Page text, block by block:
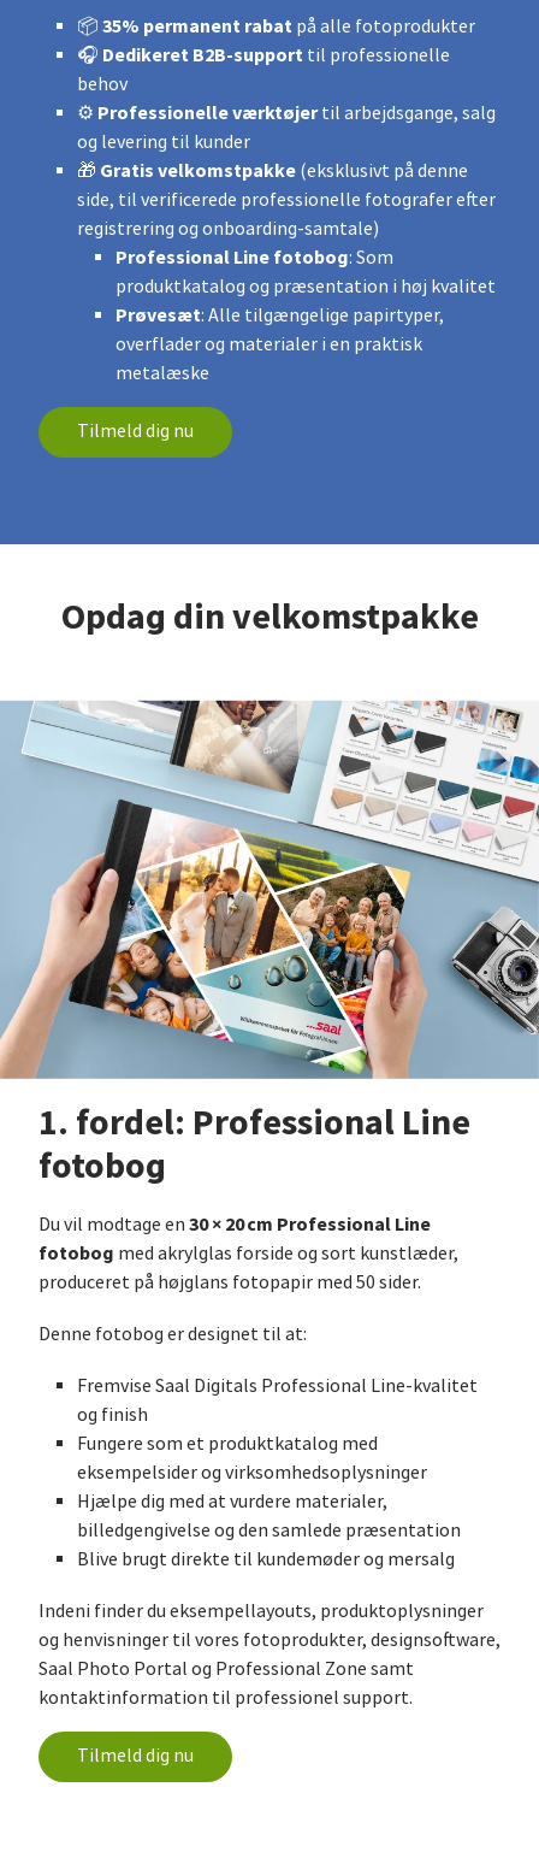
📦 35% permanent rabat på alle fotoprodukter
🎧 Dedikeret B2B-support til professionelle
behov
⚙️ Professionelle værktøjertil arbejdsgange, salg
og levering til kunder
🎁 Gratis velkomstpakke (eksklusivt på denne
side, til verificerede professionelle fotografer efter
registrering og onboarding-samtale)
Professional Line fotobog: Som
produktkatalog og præsentation i høj kvalitet
Prøvesæt: Alle tilgængelige papirtyper,
overflader og materialer i en praktisk
metalæske
Tilmeld dig nu
Opdag din velkomstpakke
1. fordel: Professional Line
fotobog
Du vil modtage en 30 × 20 cm Professional Line
fotobog med akrylglas forside og sort kunstlæder,
produceret på højglans fotopapir med 50 sider.
Denne fotobog er designet til at:
Fremvise Saal Digitals Professional Line-kvalitet
og finish
Fungere som et produktkatalog med
eksempelsider og virksomhedsoplysninger
Hjælpe dig med at vurdere materialer,
billedgengivelse og den samlede præsentation
Blive brugt direkte til kundemøder og mersalg
Indeni finder du eksempellayouts, produktoplysninger
og henvisninger til vores fotoprodukter, designsoftware,
Saal Photo Portal og Professional Zone samt
kontaktinformation til professionel support.
Tilmeld dig nu